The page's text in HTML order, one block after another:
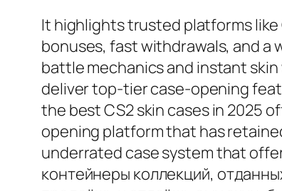
It highlights trusted platforms like
bonuses, fast withdrawals, and a
battle mechanics and instant
deliver top-tier case-opening
the best CS2 skin cases in 2025
opening platform that has
underrated case system that
контейнеры коллекций,